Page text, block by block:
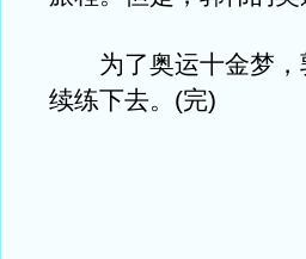
为了奥运十金梦，
续练下去。(完)